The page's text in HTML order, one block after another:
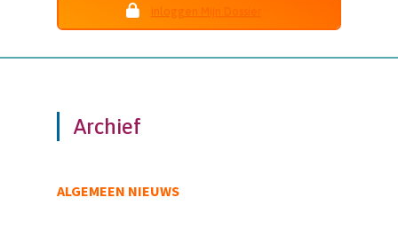
inloggen Mijn Dossier
Archief
ALGEMEEN NIEUWS